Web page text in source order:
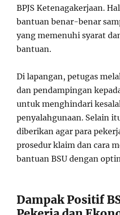
BPJS Ketenagakerjaan.
bantuan benar-benar
yang memenuhi syarat
bantuan.
Di lapangan, petugas
dan pendampingan
untuk menghindari
penyalahgunaan. Selain
diberikan agar para
prosedur klaim dan cara
bantuan BSU dengan
Dampak Positif